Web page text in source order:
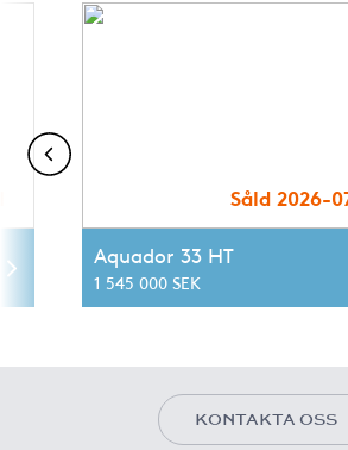
Såld 2026-
Aquador 33 HT
1 545 000 SEK
KONTAKTA OSS